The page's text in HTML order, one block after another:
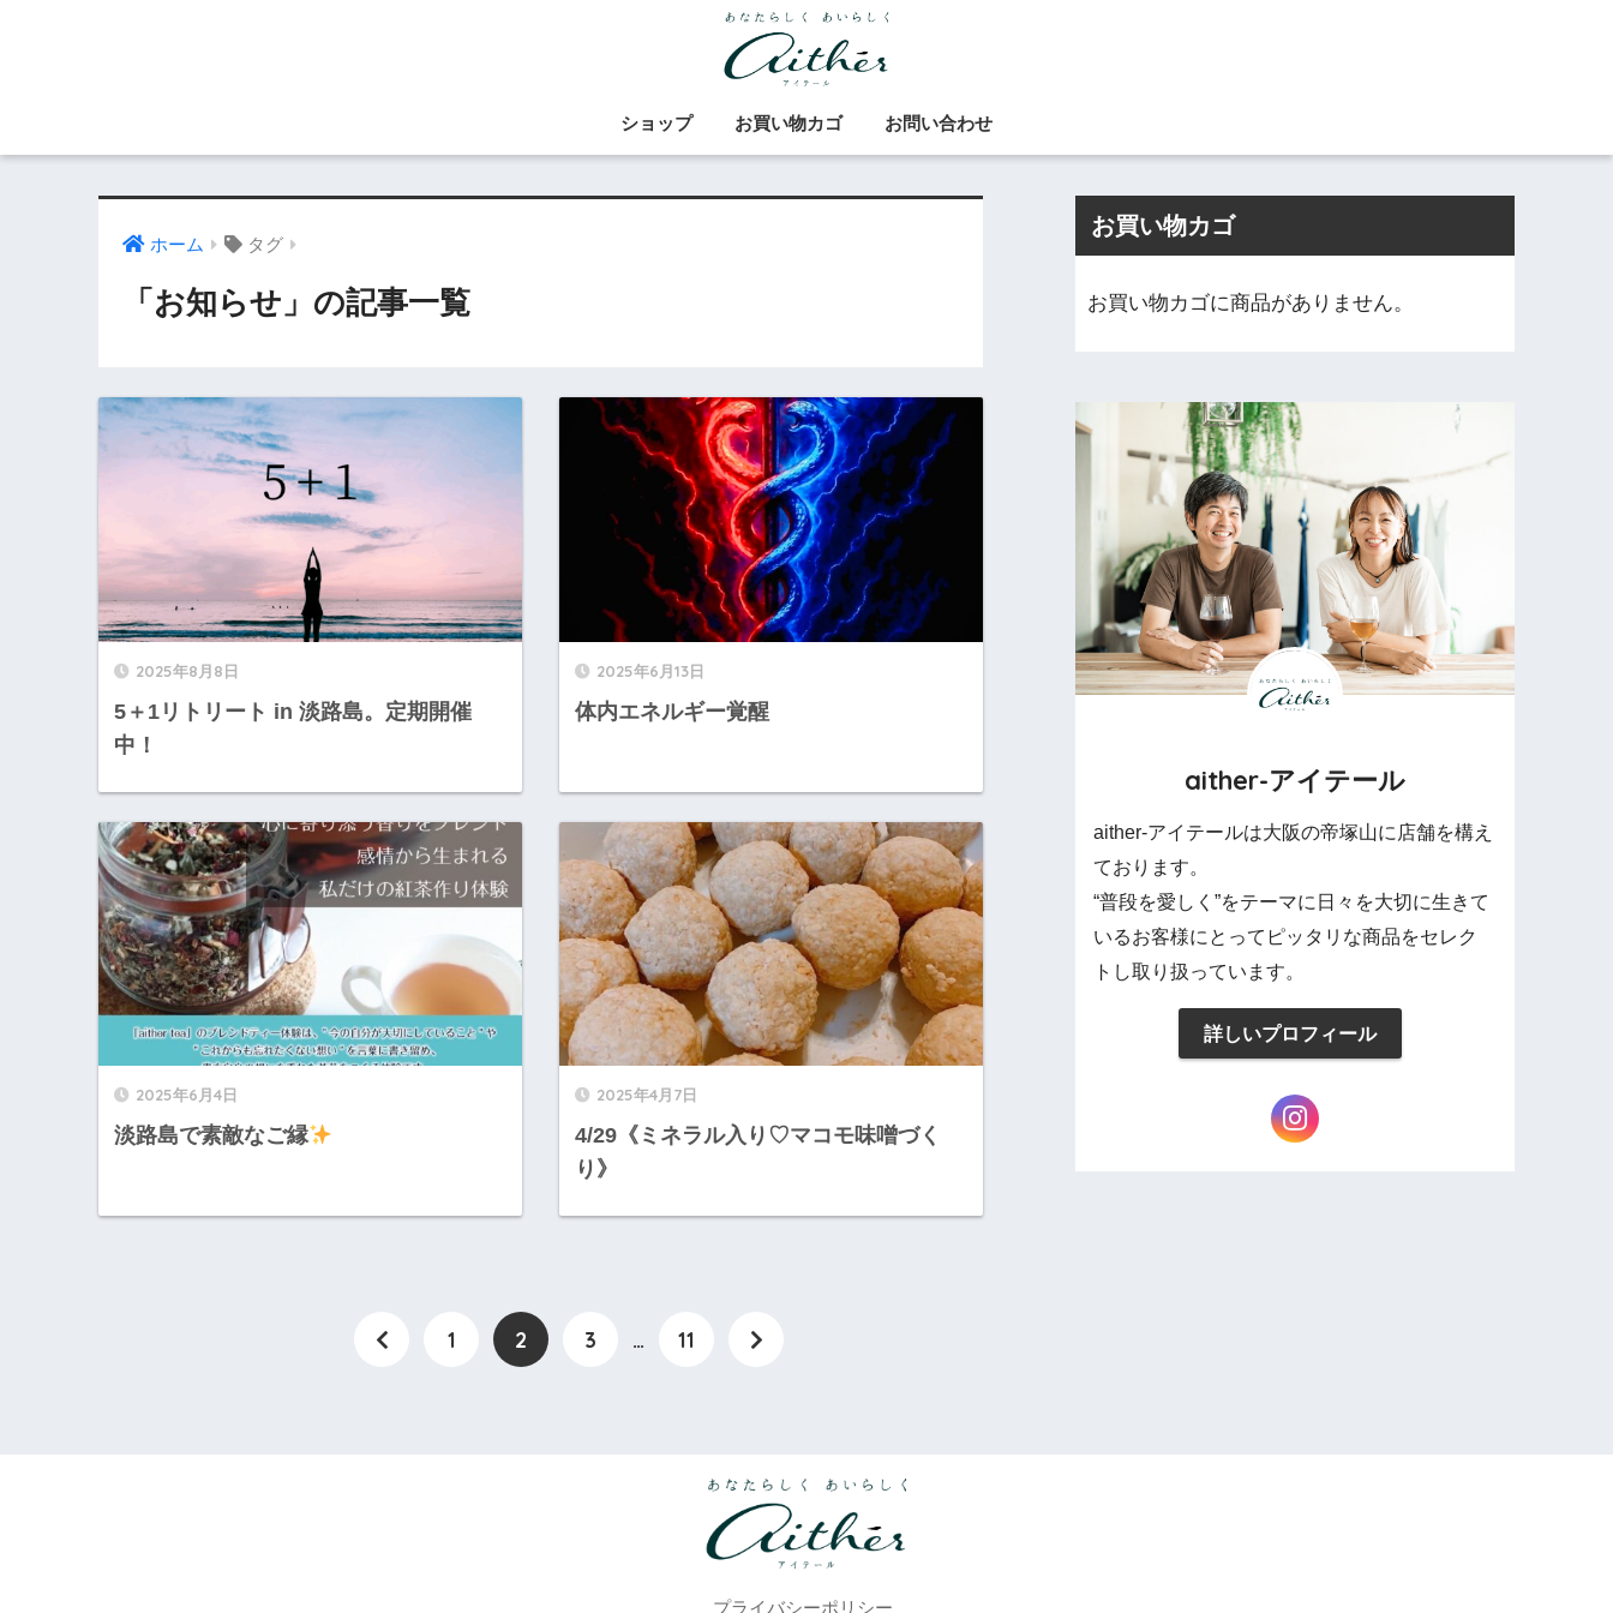
ショップ お買い物カゴ お問い合わせ
ホーム タグ
「お知らせ」の記事一覧
2025年8月8日
5＋1リトリート in 淡路島。定期開催
中！
2025年6月13日
体内エネルギー覚醒
2025年6月4日
淡路島で素敵なご縁
2025年4月7日
4/29《ミネラル入り♡マコモ味噌づく
り》
1 2 3 … 11
お買い物カゴ
お買い物カゴに商品がありません。
aither-アイテール
aither-アイテールは大阪の帝塚山に店舗を構え
ております。
“普段を愛しく”をテーマに日々を大切に生きて
いるお客様にとってピッタリな商品をセレク
トし取り扱っています。
詳しいプロフィール
プライバシーポリシー